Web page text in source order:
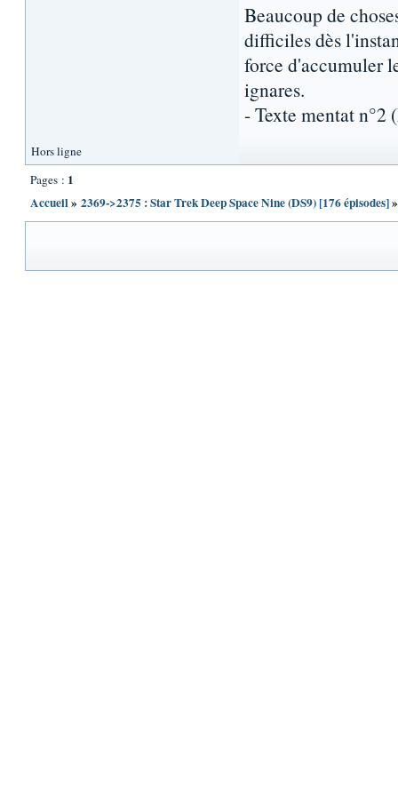
Beaucoup de
difficiles dès
force d'accumuler
ignares.
- Texte mentat n°2
Hors ligne
Pages : 1
Accueil» 2369->2375 : Star Trek Deep Space Nine (DS9) [176 épisodes]